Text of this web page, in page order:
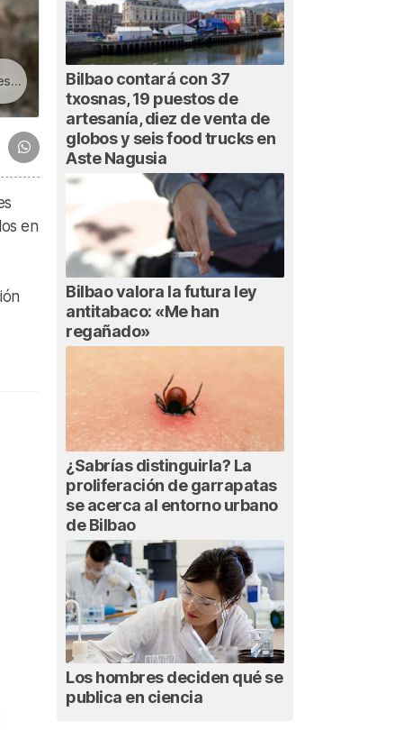
en
Bilbao contará con 37
txosnas, 19 puestos de
artesanía, diez de venta de
globos y seis food trucks en
Aste Nagusia
Bilbao valora la futura ley
antitabaco: «Me han
regañado»
¿Sabrías distinguirla? La
proliferación de garrapatas
se acerca al entorno urbano
de Bilbao
Los hombres deciden qué se
publica en ciencia